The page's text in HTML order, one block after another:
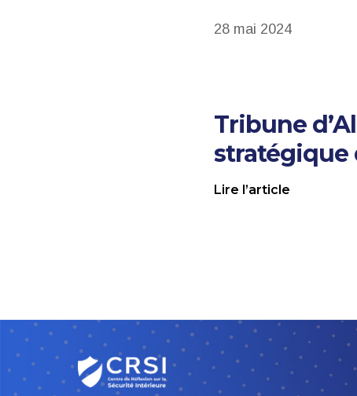
28 mai 2024
Tribune
stratégique
Lire l’article